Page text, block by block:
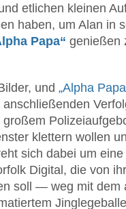
etlichen kleinen
haben, um Alan in
Papa“ genießen
und „Alpha
klettern wollen
sich dabei um
Digital, die von
soll — weg mit dem